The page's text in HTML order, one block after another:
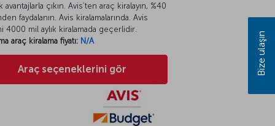
avantajlarla çıkın. Avis’ten araç kiralayın, %40
faydalanın. Avis kiralamalarında. Avis
4000 mil aylık kiralamada geçerlidir.
araç kiralama fiyatı: N/A
Araç seçeneklerini gör Bize ulaşın